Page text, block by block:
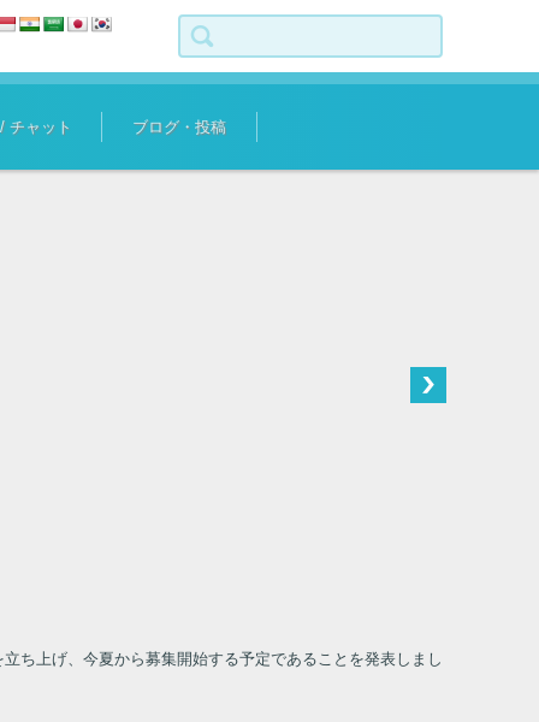
検索:
チャット ブログ・投稿
ち上げ、今夏から募集開始する予定であることを発表しまし